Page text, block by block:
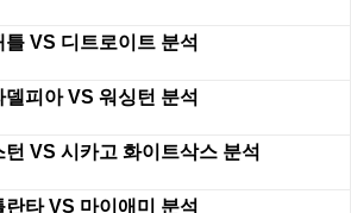
VS 디트로이트 분석
피아 VS 워싱턴 분석
VS 시카고 화이트삭스 분석
타 VS 마이애미 분석